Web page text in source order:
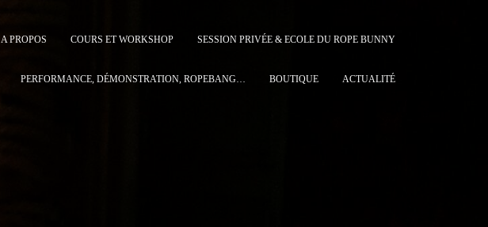
A PROPOS COURS ET WORKSHOP SESSION PRIVÉE & ECOLE DU ROPE BUNNY
PERFORMANCE, DÉMONSTRATION, ROPEBANG… BOUTIQUE ACTUALITÉ